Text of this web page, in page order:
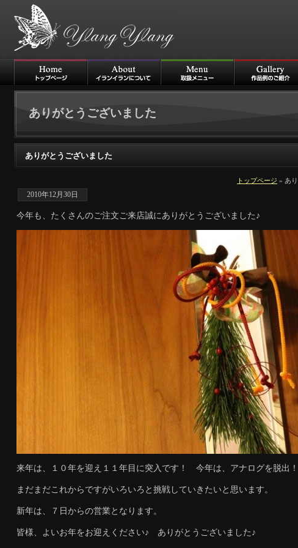
ありがとうございました
ありがとうございました
トップページ » あ
2010年12月30日
今年も、たくさんのご注文ご来店誠にありがとうございました♪
来年は、１０年を迎え１１年目に突入です！ 今年は、アナログを脱出！
まだまだこれからですがいろいろと挑戦していきたいと思います。
新年は、７日からの営業となります。
皆様、よいお年をお迎えください♪ ありがとうございました♪